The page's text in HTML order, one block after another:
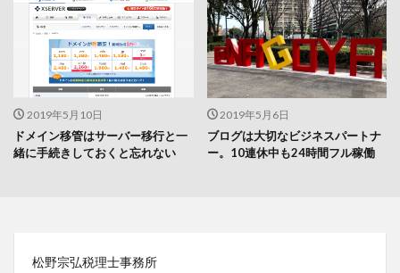
2019年5月10日
ドメイン移管はサーバー移行と一
緒に手続きしておくと忘れない
2019年5月6日
ブログは大切なビジネスパートナ
ー。10連休中も24時間フル稼働
松野宗弘税理士事務所